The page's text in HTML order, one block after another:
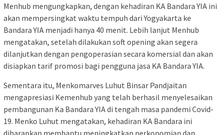
Menhub mengungkapkan, dengan kehadiran KA Bandara YIA ini
akan mempersingkat waktu tempuh dari Yogyakarta ke
Bandara YIA menjadi hanya 40 menit. Lebih lanjut Menhub
mengatakan, setelah dilakukan soft opening akan segera
dilanjutkan dengan pengoperasian secara komersial dan akan
disiapkan tarif promosi bagi pengguna jasa KA Bandara YIA.
Sementara itu, Menkomarves Luhut Binsar Pandjaitan
mengapresiasi Kemenhub yang telah berhasil menyelesaikan
pembangunan Ka Bandara YIA di tengah masa pandemi Covid-
19. Menko Luhut mengatakan, kehadiran KA Bandara ini
diharapkan membantu meningkatkan perkonomian dan